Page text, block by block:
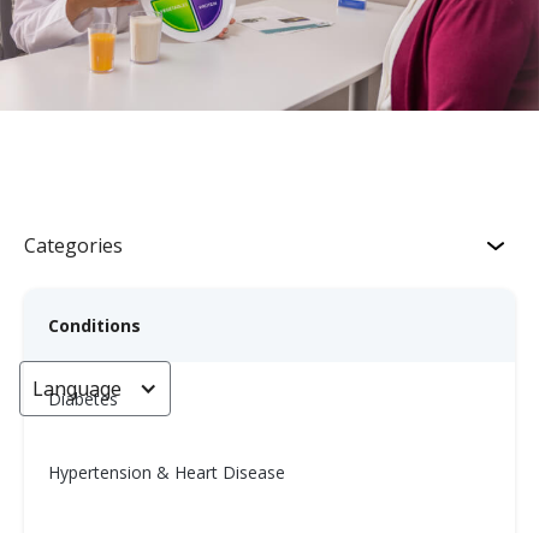
Categories
Conditions
Diabetes
Hypertension & Heart Disease
Language
奶油番茄干香草希腊酸奶蘸酱